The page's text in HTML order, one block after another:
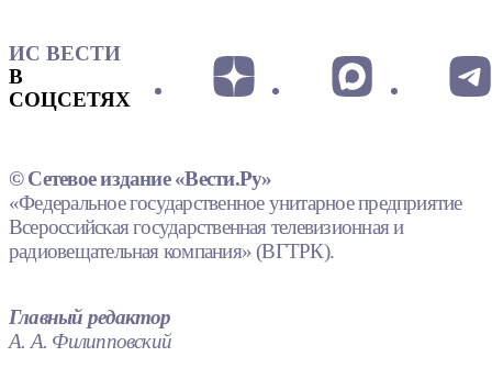
ИС ВЕСТИ
В
СОЦСЕТЯХ
© Сетевое издание «Вести.Ру»
«Федеральное государственное унитарное предприятие
Всероссийская государственная телевизионная и
радиовещательная компания» (ВГТРК).
Главный редактор
А. А. Филипповский